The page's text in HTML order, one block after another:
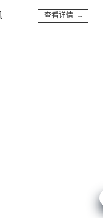
查看详情 →